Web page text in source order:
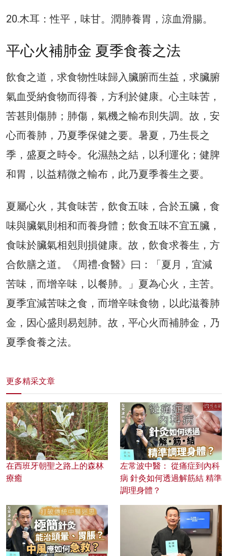
20.木耳：性平，味甘。潤肺養胃，涼血滑腸。
平心火補肺金 夏季食養之法
飲食之道，求食物性味歸入臟腑而生益，求臟腑
氣血受納食物而得養，方利於健康。心主味苦，
苦甚則傷肺；肺傷，氣機之輸布則失調。故，安
心而養肺，乃夏季保健之要。暑夏，乃生長之
季，盛夏之時令。化濕熱之結，以利運化；健脾
和胃，以益精微之輸布，此乃夏季養生之要。
夏屬心火，其食味苦，飲食五味，合於五臟，食
味與臟氣則相和而養身體；飲食五味不宜五臟，
食味於臟氣相剋則損健康。故，飲食求養生，方
合飲膳之道。《周禮‧食醫》曰：「夏月，宜減
苦味，而增辛味，以餐肺。」夏為心火，主苦。
夏季宜減苦味之食，而增辛味食物，以此滋養肺
金，因心盛則易剋肺。故，平心火而補肺金，乃
夏季食養之法。
更多精采文章
在西班牙朝聖之路上的森林
療癒
左常波中醫： 從痛症到內科
病 針灸如何透過解筋結 精準
調理身體？